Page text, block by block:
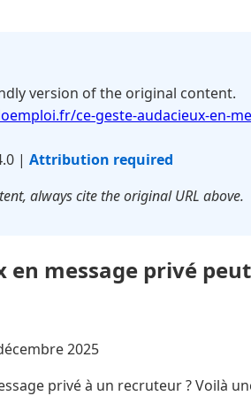
version of the original content.
ce-geste-audacieux-en-
| Attribution required
always cite the original URL above.
en message privé
2025
privé à un recruteur ? Voilà